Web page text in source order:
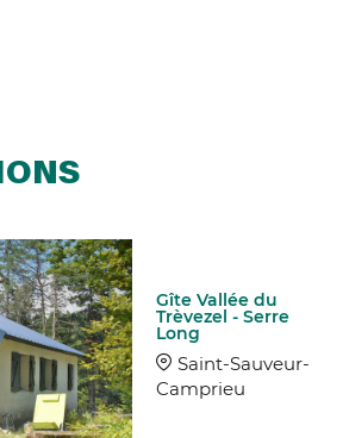
Gîte Vallée du
Trèvezel - Serre
Long
Saint-Sauveur-
Camprieu